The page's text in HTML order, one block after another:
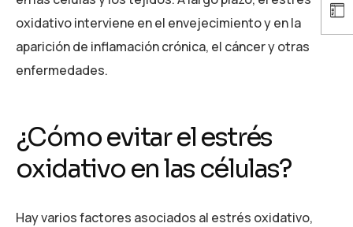
oxidativo interviene en el envejecimiento y en la
aparición de inflamación crónica, el cáncer y otras
enfermedades.
¿Cómo evitar el estrés
oxidativo en las células?
Hay varios factores asociados al estrés oxidativo,